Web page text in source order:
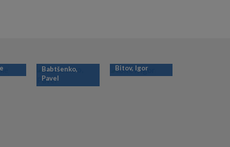
Babtšenko,
Pavel
Bitov, Igor